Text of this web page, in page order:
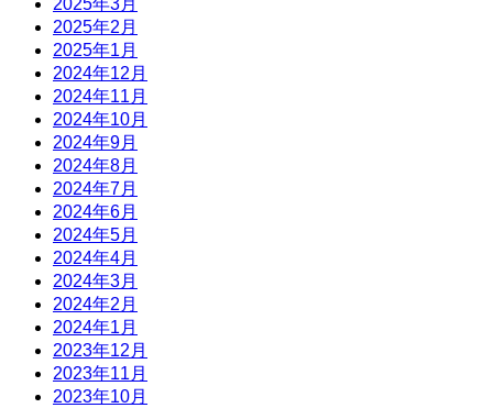
2025年2月
2025年1月
2024年12月
2024年11月
2024年10月
2024年9月
2024年8月
2024年7月
2024年6月
2024年5月
2024年4月
2024年3月
2024年2月
2024年1月
2023年12月
2023年11月
2023年10月